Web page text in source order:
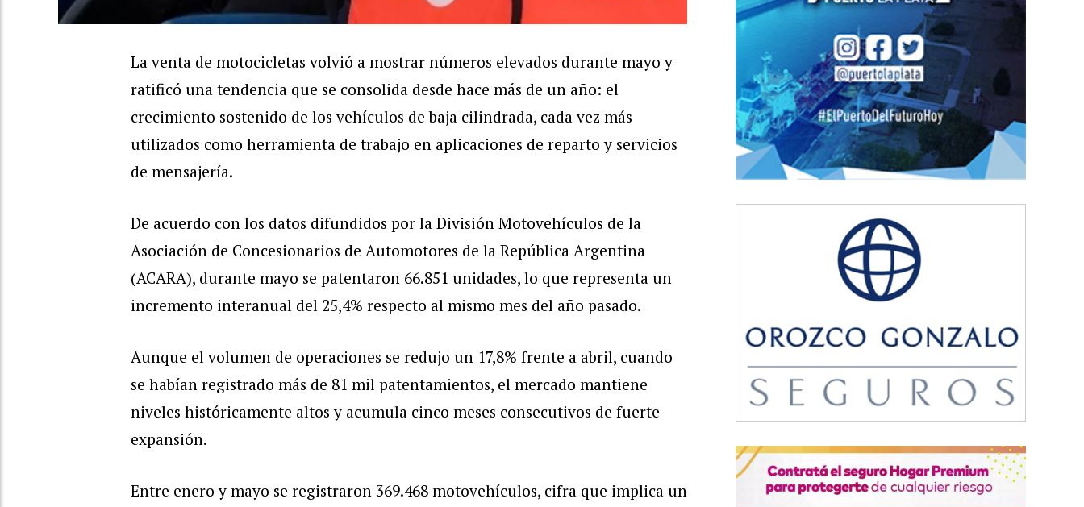
La venta de motocicletas volvió a mostrar números elevados durante mayo y
ratificó una tendencia que se consolida desde hace más de un año: el
crecimiento sostenido de los vehículos de baja cilindrada, cada vez más
utilizados como herramienta de trabajo en aplicaciones de reparto y servicios
de mensajería.
De acuerdo con los datos difundidos por la División Motovehículos de la
Asociación de Concesionarios de Automotores de la República Argentina
(ACARA), durante mayo se patentaron 66.851 unidades, lo que representa un
incremento interanual del 25,4% respecto al mismo mes del año pasado.
Aunque el volumen de operaciones se redujo un 17,8% frente a abril, cuando
se habían registrado más de 81 mil patentamientos, el mercado mantiene
niveles históricamente altos y acumula cinco meses consecutivos de fuerte
expansión.
Entre enero y mayo se registraron 369.468 motovehículos, cifra que implica un